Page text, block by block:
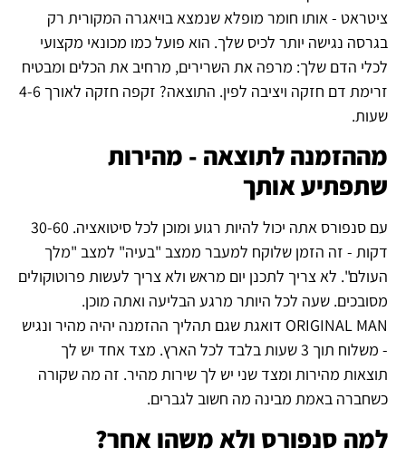
ציטראט - אותו חומר מופלא שנמצא בויאגרה המקורית רק
בגרסה נגישה יותר לכיס שלך. הוא פועל כמו מכונאי מקצועי
לכלי הדם שלך: מרפה את השרירים, מרחיב את הכלים ומבטיח
זרימת דם חזקה ויציבה לפין. התוצאה? זקפה חזקה לאורך 4-6
שעות.
מההזמנה לתוצאה - מהירות
שתפתיע אותך
עם סנפורס אתה יכול להיות רגוע ומוכן לכל סיטואציה. 30-60
דקות - זה הזמן שלוקח למעבר ממצב "בעיה" למצב "מלך
העולם". לא צריך לתכנן יום מראש ולא צריך לעשות פרוטוקולים
מסובכים. שעה לכל היותר מרגע הבליעה ואתה מוכן.
ORIGINAL MAN דואגת שגם תהליך ההזמנה יהיה מהיר ונגיש
- משלוח תוך 3 שעות בלבד לכל הארץ. מצד אחד יש לך
תוצאות מהירות ומצד שני יש לך שירות מהיר. זה מה שקורה
כשחברה באמת מבינה מה חשוב לגברים.
למה סנפורס ולא משהו אחר?